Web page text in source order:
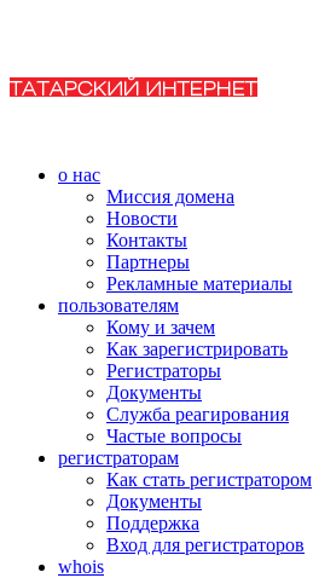
о нас
Миссия домена
Новости
Контакты
Партнеры
Рекламные материалы
пользователям
Кому и зачем
Как зарегистрировать
Регистраторы
Документы
Служба реагирования
Частые вопросы
регистраторам
Как стать регистратором
Документы
Поддержка
Вход для регистраторов
whois